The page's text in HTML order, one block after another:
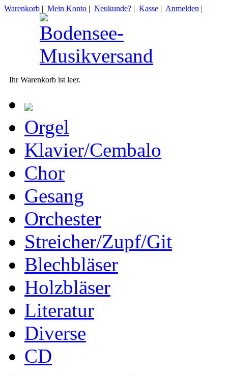
Warenkorb | Mein Konto | Neukunde? | Kasse | Anmelden |
Ihr Warenkorb ist leer.
Orgel
Klavier/Cembalo
Chor
Gesang
Orchester
Streicher/Zupf/Git
Blechbläser
Holzbläser
Literatur
Diverse
CD